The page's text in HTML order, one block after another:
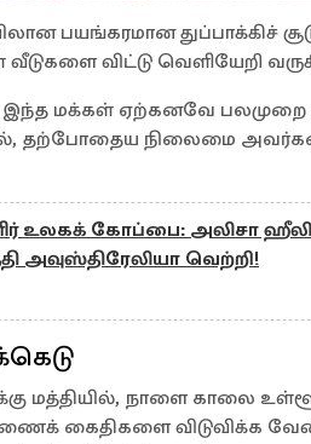
பயங்கரமான
விட்டு வெளியேறி
இந்த மக்கள் ஏற்கனவே பலமுறை
தற்போதைய நிலைமை
உலகக் கோப்பை: அலிசா ஹீலி
அவுஸ்திரேலியா வெற்றி!
மத்தியில், நாளை காலை
கைதிகளை விடுவிக்க